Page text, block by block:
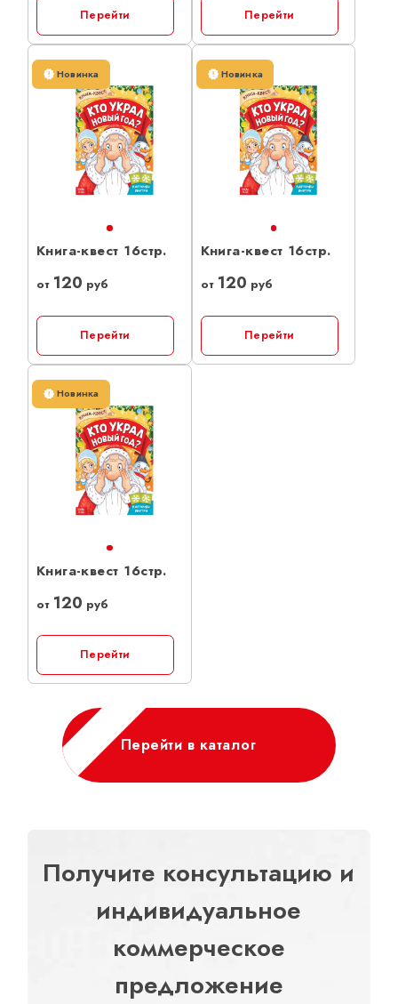
Перейти Перейти
Новинка
Книга-квест 16стр.
от 120 руб
Перейти
Новинка
Книга-квест 16стр.
от 120 руб
Перейти
Новинка
Книга-квест 16стр.
от 120 руб
Перейти
Перейти в каталог
Получите консультацию и
индивидуальное
коммерческое
предложение